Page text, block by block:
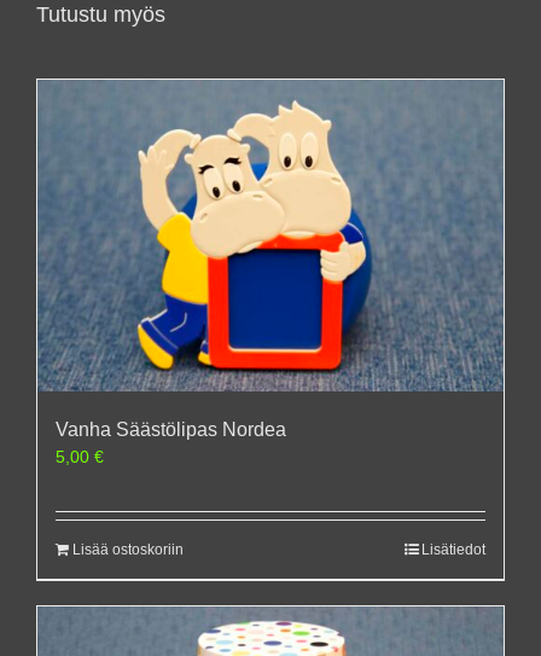
Tutustu myös
Vanha Säästölipas Nordea
5,00 €
Lisää ostoskoriin Lisätiedot